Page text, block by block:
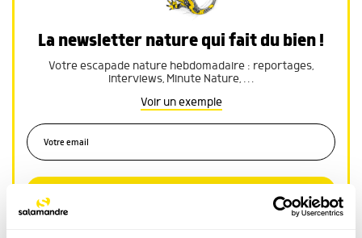
La newsletter nature qui fait du bien !
Votre escapade nature hebdomadaire : reportages,
interviews, Minute Nature, …
Voir un exemple